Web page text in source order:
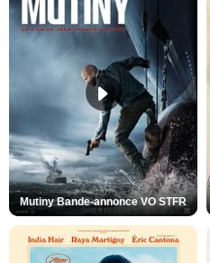
Mutiny Bande-annonce VO STFR